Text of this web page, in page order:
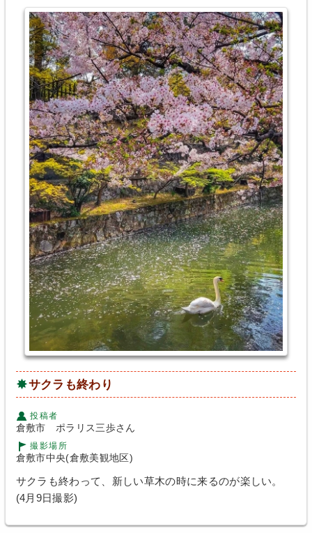
サクラも終わり
投稿者
倉敷市 ポラリス三歩さん
撮影場所
倉敷市中央(倉敷美観地区)
サクラも終わって、新しい草木の時に来るのが楽しい。
(4月9日撮影)